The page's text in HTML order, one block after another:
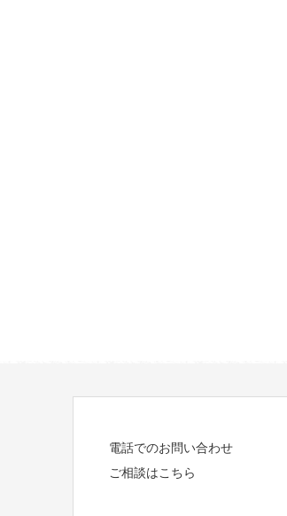
電話でのお問い合わせ
ご相談はこちら